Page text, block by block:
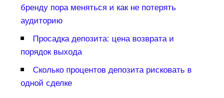
ренду пора меняться и как не потерять
аудиторию
Просадка депозита: цена возврата и
порядок выхода
Сколько процентов депозита рисковать
одной сделке